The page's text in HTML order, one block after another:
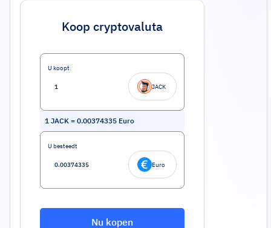
Koop cryptovaluta
U koopt
JACK
1 JACK = 0.00374335 Euro
U besteedt
Euro
Nu kopen